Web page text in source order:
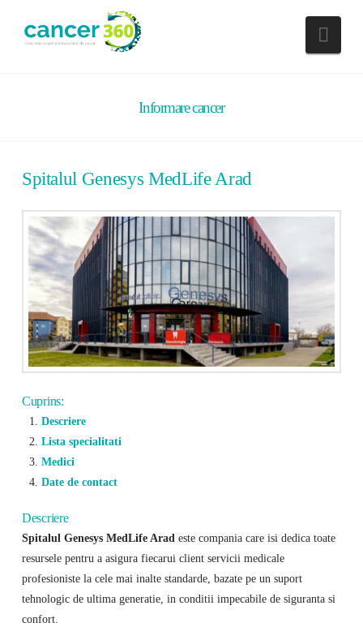
Informare cancer
Spitalul Genesys MedLife Arad
Cuprins:
Descriere
Lista specialitati
Medici
Date de contact
Descriere
Spitalul Genesys MedLife Arad este compania care isi dedica toate
resursele pentru a asigura fiecarui client servicii medicale
profesioniste la cele mai inalte standarde, bazate pe un suport
tehnologic de ultima generatie, in conditii impecabile de siguranta si
confort.